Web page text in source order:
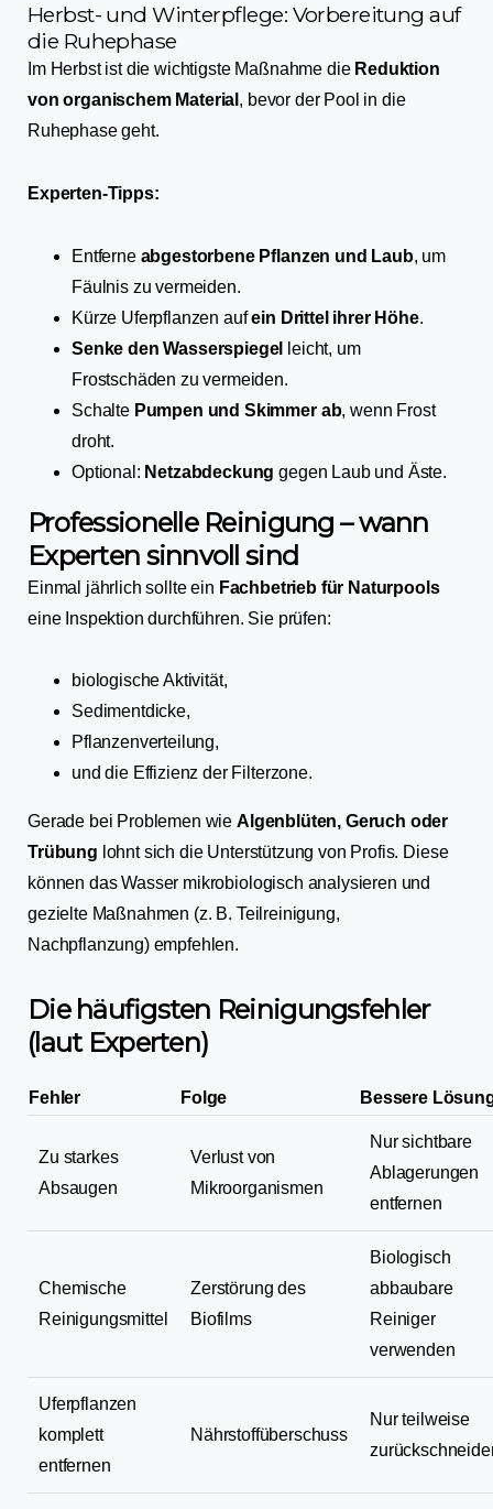
Herbst- und Winterpflege: Vorbereitung auf
die Ruhephase
Im Herbst ist die wichtigste Maßnahme die Reduktion
von organischem Material , bevor der Pool in die
Ruhephase geht.
Experten-Tipps:
Entferne abgestorbene Pflanzen und Laub, um
Fäulnis zu vermeiden.
Kürze Uferpflanzen aufein Drittel ihrer Höhe.
Senke den Wasserspiegel
leicht, um
Frostschäden zu vermeiden.
Schalte Pumpen und Skimmer ab, wenn Frost
droht.
Optional: Netzabdeckung gegen Laub und Äste.
Professionelle Reinigung – wann
Experten sinnvoll sind
Einmal jährlich sollte ein Fachbetrieb für Naturpools
eine Inspektion durchführen. Sie prüfen:
biologische Aktivität,
Sedimentdicke,
Pflanzenverteilung,
und die Effizienz der Filterzone.
Gerade bei Problemen wie Algenblüten, Geruch oder
Trübung lohnt sich die Unterstützung von Profis. Diese
können das Wasser mikrobiologisch analysieren und
gezielte Maßnahmen (z. B. Teilreinigung,
Nachpflanzung) empfehlen.
Die häufigsten Reinigungsfehler
(laut Experten)
Fehler Folge Bessere
Zu starkes
Absaugen
Verlust von
Mikroorganismen
Nur sichtbare
Ablagerungen
entfernen
Chemische
Reinigungsmittel
Zerstörung des
Biofilms
Biologisch
abbaubare
Reiniger
verwenden
Uferpflanzen
komplett
entfernen
Nährstoffüberschuss
Nur teilweise